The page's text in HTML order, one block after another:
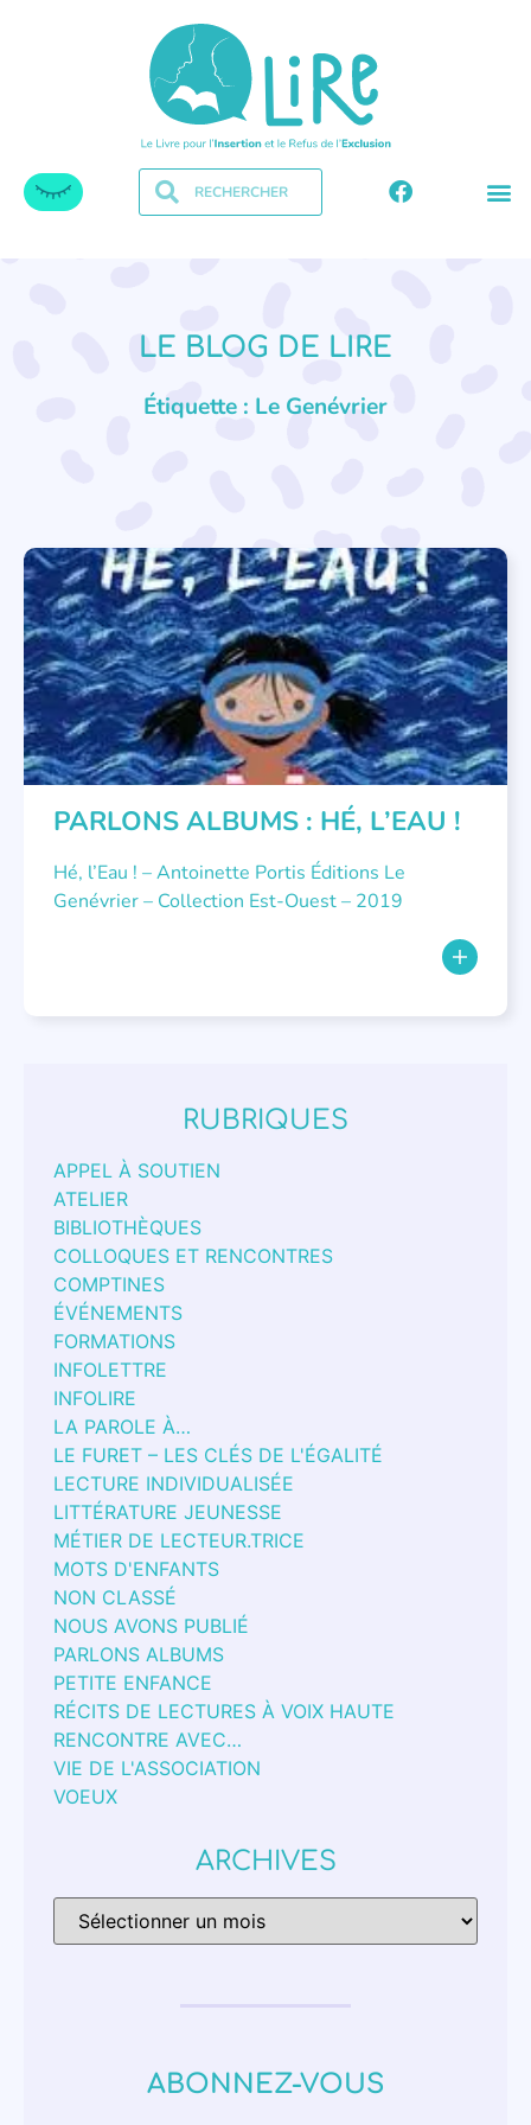
LE BLOG DE LIRE
Étiquette : Le Genévrier
PARLONS ALBUMS
PARLONS ALBUMS : HÉ, L’EAU !
Hé, l’Eau ! – Antoinette Portis Éditions Le
Genévrier – Collection Est-Ouest – 2019
RUBRIQUES
APPEL À SOUTIEN
ATELIER
BIBLIOTHÈQUES
COLLOQUES ET RENCONTRES
COMPTINES
ÉVÉNEMENTS
FORMATIONS
INFOLETTRE
INFOLIRE
LA PAROLE À…
LE FURET – LES CLÉS DE L'ÉGALITÉ
LECTURE INDIVIDUALISÉE
LITTÉRATURE JEUNESSE
MÉTIER DE LECTEUR.TRICE
MOTS D'ENFANTS
NON CLASSÉ
NOUS AVONS PUBLIÉ
PARLONS ALBUMS
PETITE ENFANCE
RÉCITS DE LECTURES À VOIX HAUTE
RENCONTRE AVEC…
VIE DE L'ASSOCIATION
VOEUX
ARCHIVES
ABONNEZ-VOUS